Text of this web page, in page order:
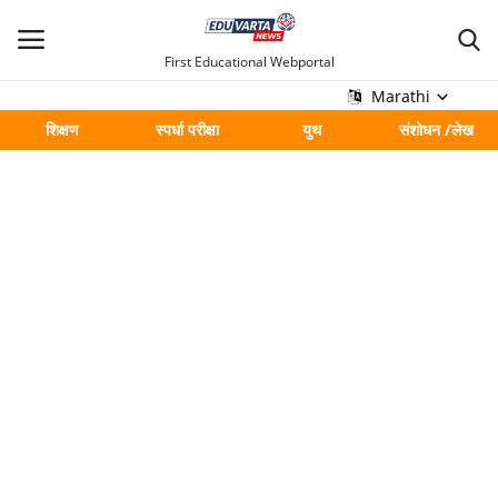
First Educational Webportal
Marathi
शिक्षण
स्पर्धा परीक्षा युथ संशोधन /लेख
मुख्य